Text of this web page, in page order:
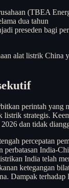
(TBEA
dua tahun
preseden bagi
alat listrik China
perintah yang
listrik strategis.
dan tidak
percepatan
perbatasan India-
India telah
ketegangan
Dampak